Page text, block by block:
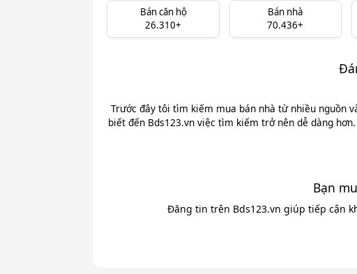
Bán căn hộ
26.310+
Bán nhà
70.436+
Trước đây tôi tìm kiếm mua bán nhà từ nhiều nguồn
biết đến Bds123.vn việc tìm kiếm trở nên dễ dàng
Bạn
Đăng tin trên Bds123.vn giúp tiếp cận